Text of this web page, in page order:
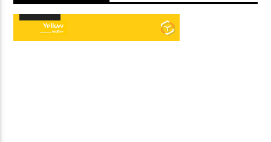
Lecteur
audio